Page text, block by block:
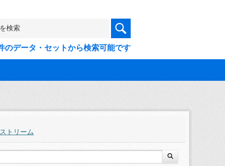
のデータ・セットから検索可能です
トリーム